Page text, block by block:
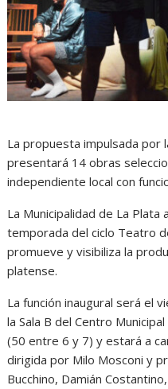
La propuesta impulsada por
presentará 14 obras
independiente local con
La Municipalidad de La Plata
temporada del ciclo Teatro
promueve y visibiliza la
platense.
La función inaugural será el
la Sala B del Centro
(50 entre 6 y 7) y estará a
dirigida por Milo Mosconi y
Bucchino, Damián